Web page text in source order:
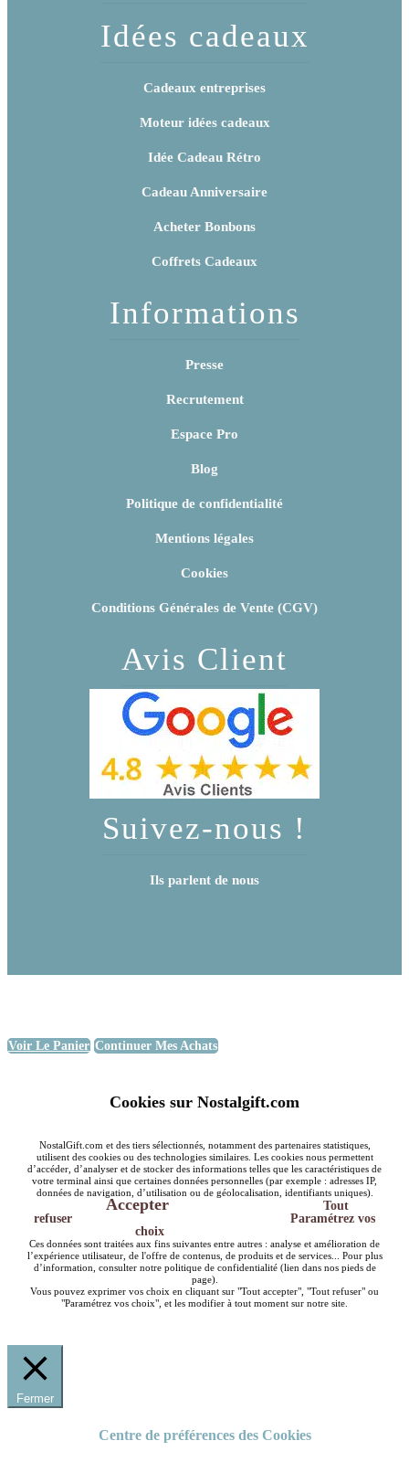
Idées cadeaux
Cadeaux entreprises
Moteur idées cadeaux
Idée Cadeau Rétro
Cadeau Anniversaire
Acheter Bonbons
Coffrets Cadeaux
Informations
Presse
Recrutement
Espace Pro
Blog
Politique de confidentialité
Mentions légales
Cookies
Conditions Générales de Vente (CGV)
Avis Client
Suivez-nous !
Ils parlent de nous
Voir Le Panier Continuer Mes Achats
Cookies sur Nostalgift.com
NostalGift.com et des tiers sélectionnés, notamment des partenaires statistiques,
utilisent des cookies ou des technologies similaires. Les cookies nous permettent
d’accéder, d’analyser et de stocker des informations telles que les caractéristiques de
votre terminal ainsi que certaines données personnelles (par exemple : adresses IP,
données de navigation, d’utilisation ou de géolocalisation, identifiants uniques).
Accepter
Tout
refuser
Paramétrez vos
choix
Ces données sont traitées aux fins suivantes entre autres : analyse et amélioration de
l’expérience utilisateur, de l'offre de contenus, de produits et de services... Pour plus
d’information, consulter notre politique de confidentialité (lien dans nos pieds de
page).
Vous pouvez exprimer vos choix en cliquant sur "Tout accepter", "Tout refuser" ou
"Paramétrez vos choix", et les modifier à tout moment sur notre site.
Fermer
Centre de préférences des Cookies